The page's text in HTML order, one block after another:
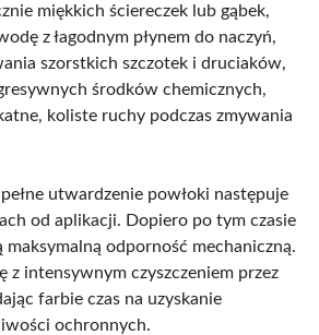
miękkich ściereczek lub gąbek,
z łagodnym płynem do naczyń,
szorstkich szczotek i druciaków,
środków chemicznych,
koliste ruchy podczas zmywania
utwardzenie powłoki następuje
od aplikacji. Dopiero po tym czasie
maksymalną odporność mechaniczną.
z intensywnym czyszczeniem przez
farbie czas na uzyskanie
ochronnych.